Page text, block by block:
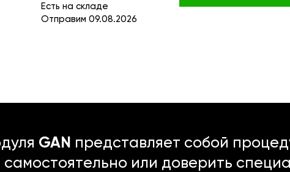
Есть на складе
Отправим 09.08.2026
GAN представляет собой
самостоятельно или доверить